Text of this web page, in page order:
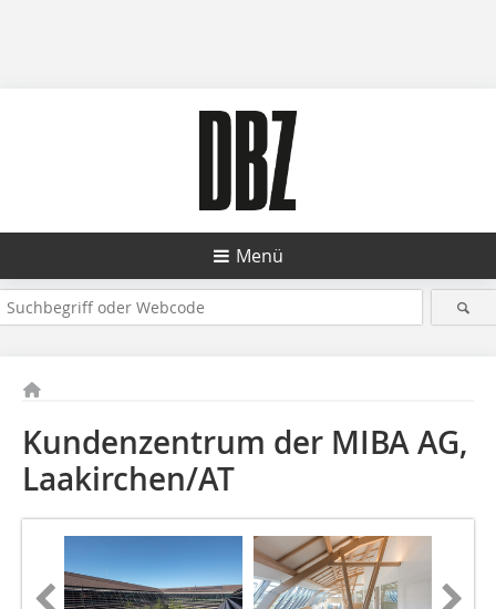
Menü
Kundenzentrum der MIBA AG,
Laakirchen/AT